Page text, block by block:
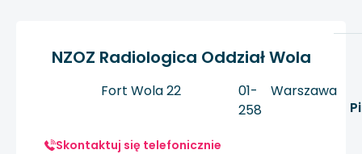
NZOZ Radiologica Oddział Wola
Fort Wola 22
01-
258
Warszawa
Skontaktuj się telefonicznie